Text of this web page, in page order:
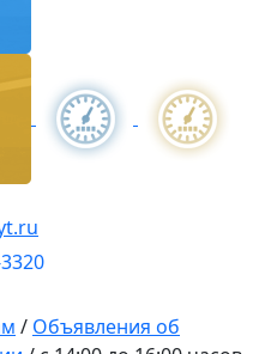
/ Объявления об